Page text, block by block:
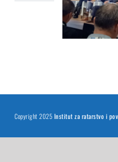
Copyright 2025 Institut za ratarstvo i